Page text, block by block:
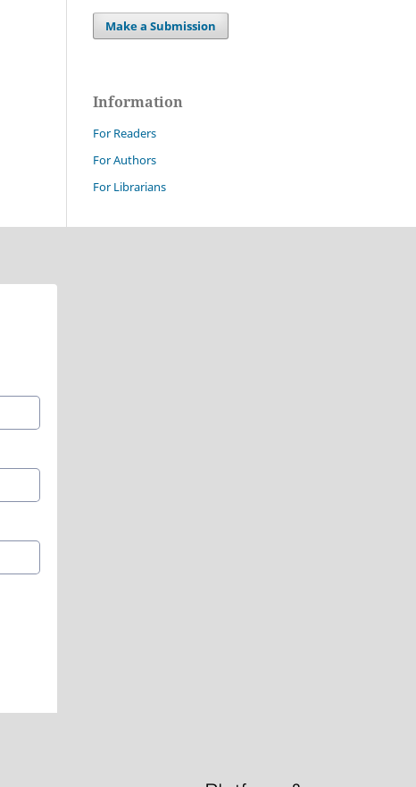
Make a Submission
Information
For Readers
For Authors
For Librarians